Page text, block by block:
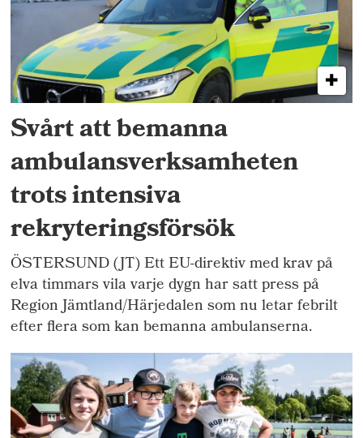
Svårt att bemanna
ambulansverksamheten
trots intensiva
rekryteringsförsök
ÖSTERSUND (JT) Ett EU-direktiv med krav på
elva timmars vila varje dygn har satt press på
Region Jämtland/Härjedalen som nu letar febrilt
efter flera som kan bemanna ambulanserna.